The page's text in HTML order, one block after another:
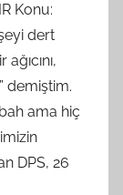
Konu:
dert
demiştim.
ama hiç
DPS, 26